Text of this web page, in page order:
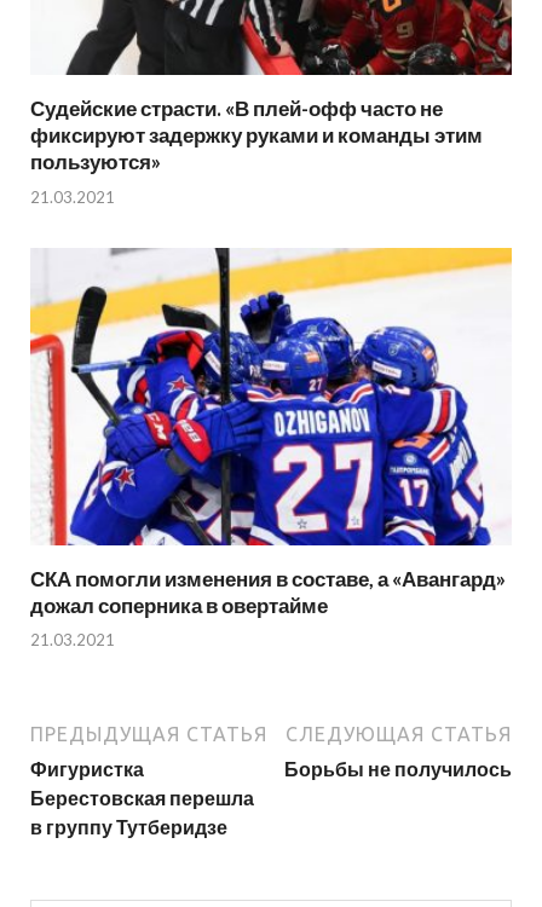
Судейские страсти. «В плей-офф часто не
фиксируют задержку руками и команды этим
пользуются»
21.03.2021
СКА помогли изменения в составе, а «Авангард»
дожал соперника в овертайме
21.03.2021
ПРЕДЫДУЩАЯ СТАТЬЯ
Фигуристка
Берестовская перешла
в группу Тутберидзе
СЛЕДУЮЩАЯ СТАТЬЯ
Борьбы не получилось